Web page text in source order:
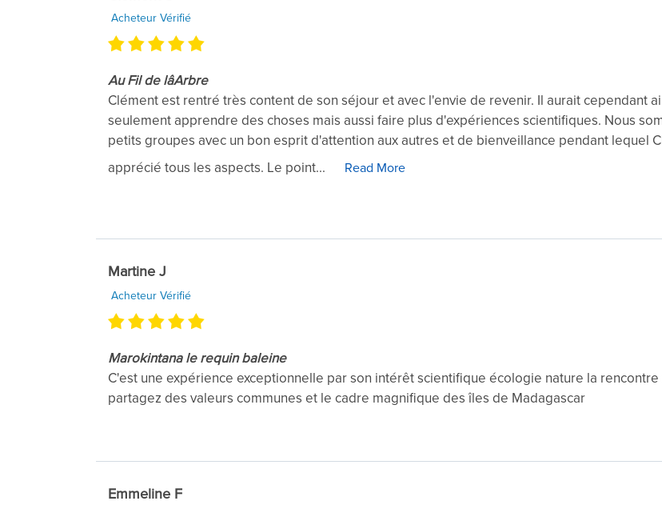
Acheteur Vérifié
Au Fil de lâArbre
Clément est rentré très content de son séjour et avec l'envie de revenir. Il aurait cependant
seulement apprendre des choses mais aussi faire plus d'expériences scientifiques. Nous
petits groupes avec un bon esprit d'attention aux autres et de bienveillance pendant lequel
apprécié tous les aspects. Le point...
Read More
Martine J
Acheteur Vérifié
Marokintana le requin baleine
C'est une expérience exceptionnelle par son intérêt scientifique écologie nature la
partagez des valeurs communes et le cadre magnifique des îles de Madagascar
Emmeline F